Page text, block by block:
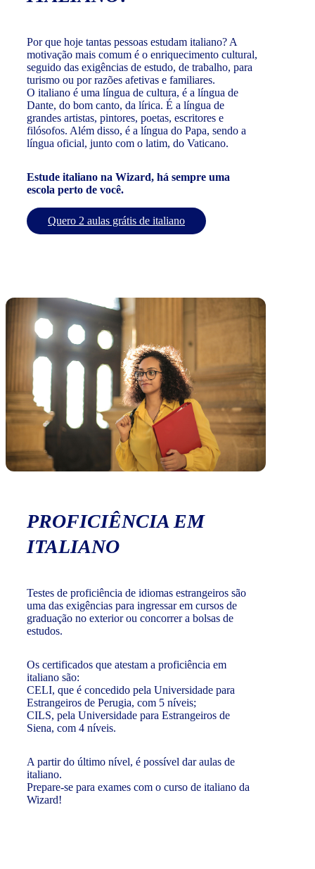
Por que hoje tantas pessoas estudam italiano? A
motivação mais comum é o enriquecimento cultural,
seguido das exigências de estudo, de trabalho, para
turismo ou por razões afetivas e familiares.
O italiano é uma língua de cultura, é a língua de
Dante, do bom canto, da lírica. É a língua de
grandes artistas, pintores, poetas, escritores e
filósofos. Além disso, é a língua do Papa, sendo a
língua oficial, junto com o latim, do Vaticano.
Estude italiano na Wizard, há sempre uma
escola perto de você.
Quero 2 aulas grátis de italiano
PROFICIÊNCIA EM
ITALIANO
Testes de proficiência de idiomas estrangeiros são
uma das exigências para ingressar em cursos de
graduação no exterior ou concorrer a bolsas de
estudos.
Os certificados que atestam a proficiência em
italiano são:
CELI, que é concedido pela Universidade para
Estrangeiros de Perugia, com 5 níveis;
CILS, pela Universidade para Estrangeiros de
Siena, com 4 níveis.
A partir do último nível, é possível dar aulas de
italiano.
Prepare-se para exames com o curso de italiano da
Wizard!